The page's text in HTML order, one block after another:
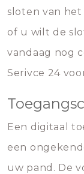
sloten van
of u wilt de
vandaag nog
Serivce 24
Een digitaal
een
uw pand. De